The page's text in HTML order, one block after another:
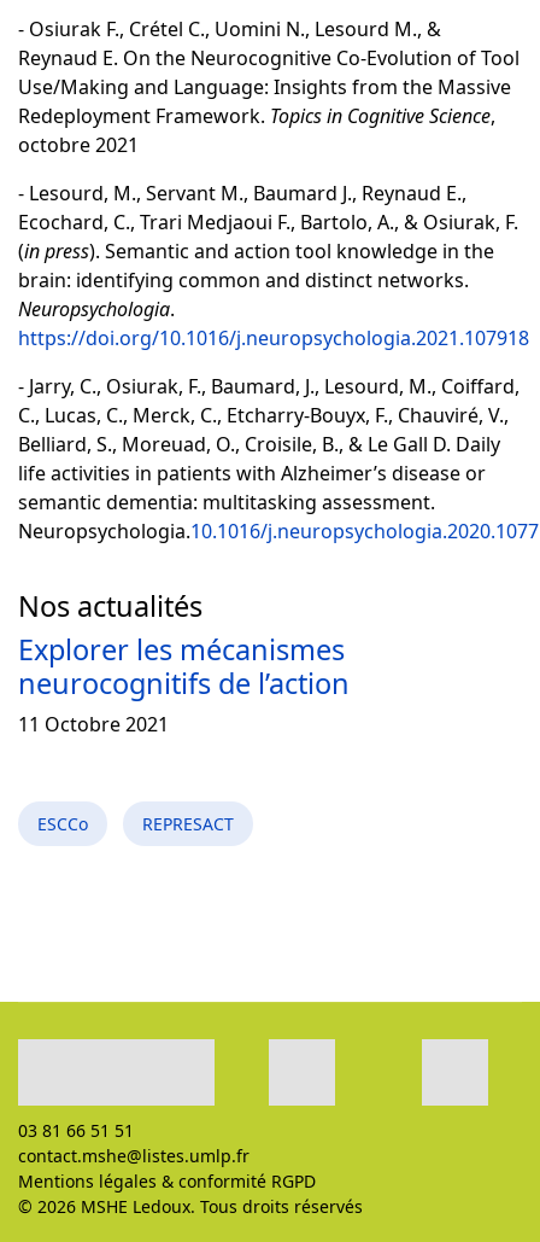
- Osiurak F., Crétel C., Uomini N., Lesourd M., &
Reynaud E. On the Neurocognitive Co-Evolution of Tool
Use/Making and Language: Insights from the Massive
Redeployment Framework. Topics in Cognitive Science,
octobre 2021
- Lesourd, M., Servant M., Baumard J., Reynaud E.,
Ecochard, C., Trari Medjaoui F., Bartolo, A., & Osiurak, F.
(in press). Semantic and action tool knowledge in the
brain: identifying common and distinct networks.
Neuropsychologia.
https://doi.org/10.1016/j.neuropsychologia.2021.107918
- Jarry, C., Osiurak, F., Baumard, J., Lesourd, M., Coiffard,
C., Lucas, C., Merck, C., Etcharry-Bouyx, F., Chauviré, V.,
Belliard, S., Moreuad, O., Croisile, B., & Le Gall D. Daily
life activities in patients with Alzheimer’s disease or
semantic dementia: multitasking assessment.
Neuropsychologia.10.1016/
Nos actualités
Explorer les mécanismes
neurocognitifs de l’action
11 Octobre 2021
ESCCo REPRESACT
03 81 66 51 51
contact.mshe@listes.umlp.fr
Mentions légales & conformité RGPD
© 2026 MSHE Ledoux. Tous droits réservés